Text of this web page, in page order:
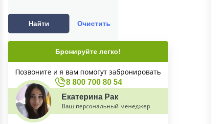
Найти Очистить
Бронируйте легко!
Позвоните и я вам помогут забронировать
8 800 700 80 54
Екатерина Рак
Ваш персональный менеджер